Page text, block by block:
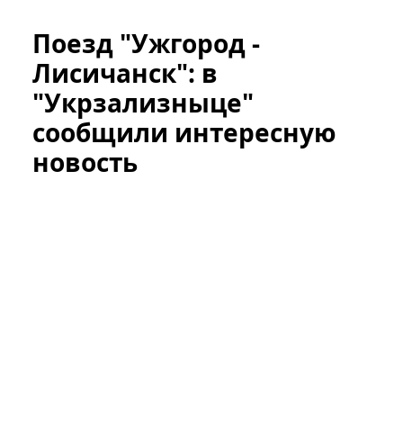
Поезд "Ужгород -
Лисичанск": в
"Укрзализныце"
сообщили интересную
новость